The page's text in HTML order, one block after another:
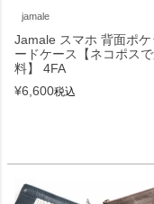
jamale
Jamale スマホ 背面ポケ
ードケース【ネコポス
料】 4FA
¥6,600税込